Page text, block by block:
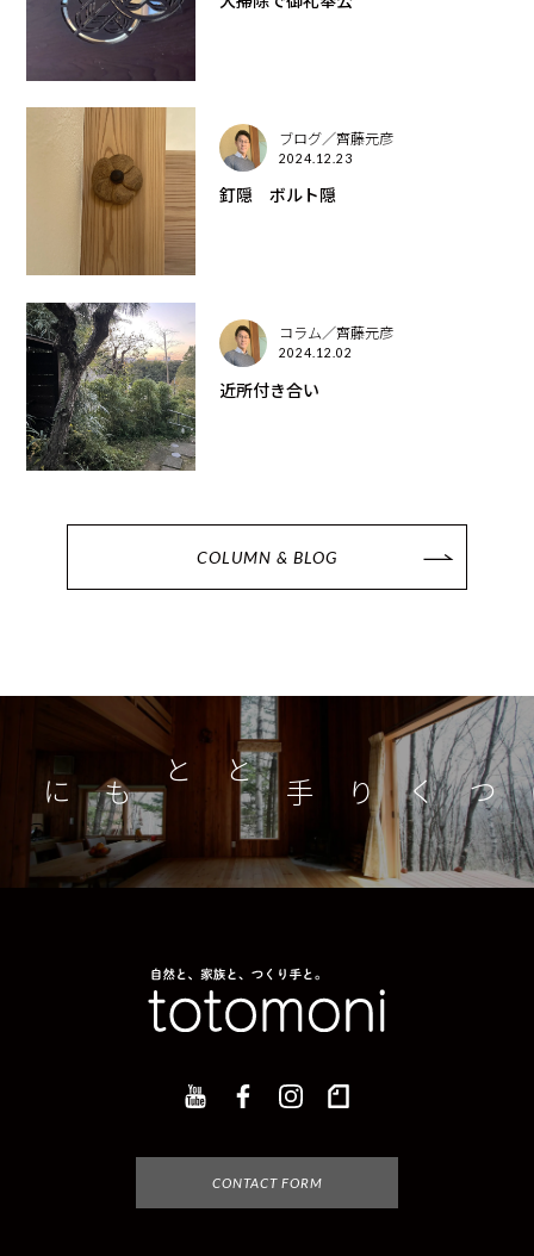
ブログ／齊藤元彦
2024.12.23
釘隠 ボルト隠
コラム／齊藤元彦
2024.12.02
近所付き合い
COLUMN & BLOG
つくり手とともに
CONTACT FORM